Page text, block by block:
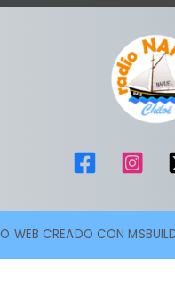
WEB CREADO CON